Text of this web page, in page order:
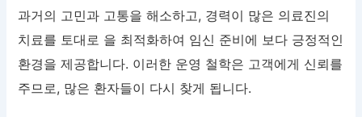
과거의 고민과 고통을 해소하고, 경력이 많은 의료진의
치료를 토대로 을 최적화하여 임신 준비에 보다 긍정적인
환경을 제공합니다. 이러한 운영 철학은 고객에게 신뢰를
주므로, 많은 환자들이 다시 찾게 됩니다.